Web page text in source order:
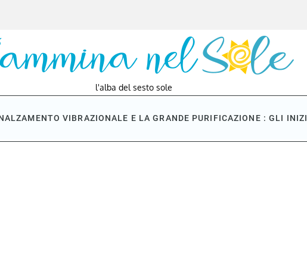
l'alba del sesto sole
VIBRAZIONALE E LA GRANDE PURIFICAZIONE : GLI INIZI